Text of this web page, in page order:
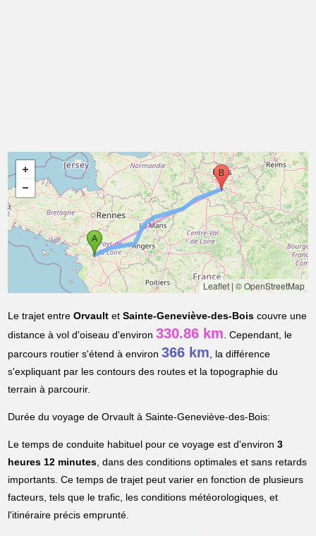
Leaflet|© OpenStreetMap
Le trajet entreOrvault etSainte-Geneviève-des-Bois couvre une
distance à vol d'oiseau d'environ330.86 km. Cependant, le
parcours routier s'étend à environ366 km, la différence
s'expliquant par les contours des routes et la topographie du
terrain à parcourir.
Durée du voyage de Orvault à Sainte-Geneviève-des-Bois:
Le temps de conduite habituel pour ce voyage est d'environ3
heures 12 minutes, dans des conditions optimales et sans retards
importants. Ce temps de trajet peut varier en fonction de plusieurs
facteurs, tels que le trafic, les conditions météorologiques, et
l'itinéraire précis emprunté.